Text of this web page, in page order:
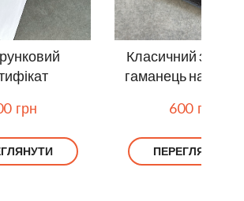
грн
Класичний
гаманець на
600  грн
ПЕРЕГЛЯНУТИ